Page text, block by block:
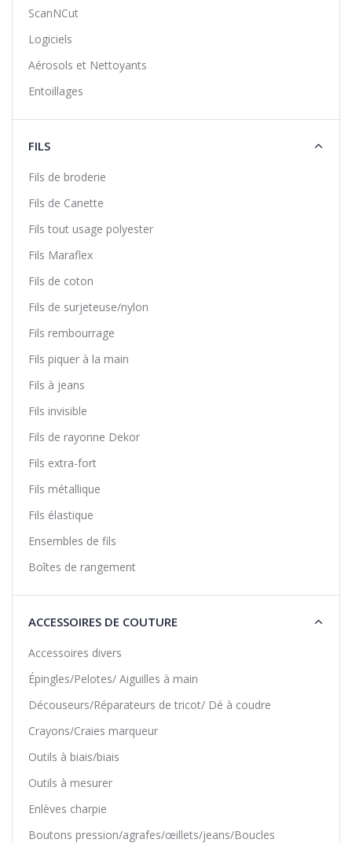
ScanNCut
Logiciels
Aérosols et Nettoyants
Entoillages
FILS
Fils de broderie
Fils de Canette
Fils tout usage polyester
Fils Maraflex
Fils de coton
Fils de surjeteuse/nylon
Fils rembourrage
Fils piquer à la main
Fils à jeans
Fils invisible
Fils de rayonne Dekor
Fils extra-fort
Fils métallique
Fils élastique
Ensembles de fils
Boîtes de rangement
ACCESSOIRES DE COUTURE
Accessoires divers
Épingles/Pelotes/ Aiguilles à main
Découseurs/Réparateurs de tricot/ Dé à coudre
Crayons/Craies marqueur
Outils à biais/biais
Outils à mesurer
Enlèves charpie
Boutons pression/agrafes/œillets/jeans/Boucles